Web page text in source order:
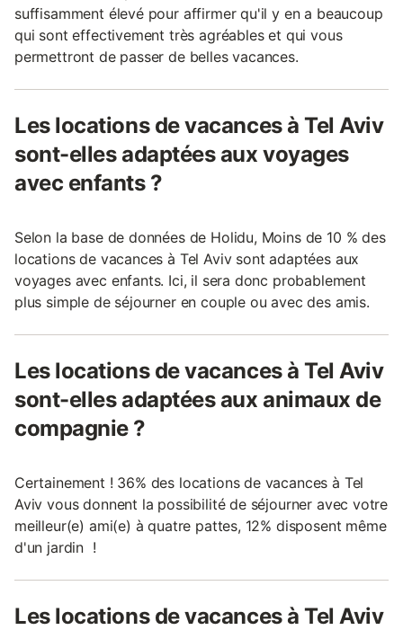
suffisamment élevé pour affirmer qu'il y en a beaucoup
qui sont effectivement très agréables et qui vous
permettront de passer de belles vacances.
Les locations de vacances à Tel Aviv
sont-elles adaptées aux voyages
avec enfants ?
Selon la base de données de Holidu, Moins de 10 % des
locations de vacances à Tel Aviv sont adaptées aux
voyages avec enfants. Ici, il sera donc probablement
plus simple de séjourner en couple ou avec des amis.
Les locations de vacances à Tel Aviv
sont-elles adaptées aux animaux de
compagnie ?
Certainement ! 36% des locations de vacances à Tel
Aviv vous donnent la possibilité de séjourner avec votre
meilleur(e) ami(e) à quatre pattes, 12% disposent même
d'un jardin !
Les locations de vacances à Tel Aviv